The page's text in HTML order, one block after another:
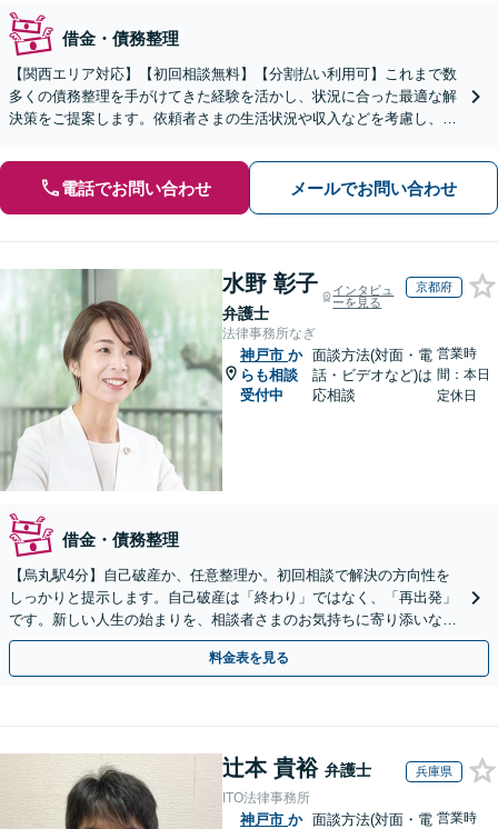
借金・債務整理
【関西エリア対応】【初回相談無料】【分割払い利用可】これまで数
多くの債務整理を手がけてきた経験を活かし、状況に合った最適な解
決策をご提案します。依頼者さまの生活状況や収入などを考慮し、長
電話でお問い合わせ メールでお問い合わせ
水野 彰子
弁護士
インタビュ
ーを見る
京都府
法律事務所なぎ
神戸市 か
らも相談
受付中
面談方法(対面・電
話・ビデオなど)は
応相談
営業時
間：本日
定休日
借金・債務整理
【烏丸駅4分】自己破産か、任意整理か。初回相談で解決の方向性を
しっかりと提示します。自己破産は「終わり」ではなく、「再出発」
です。新しい人生の始まりを、相談者さまのお気持ちに寄り添いなが
らサポートします【初回相談無料】【法テラス利用可】
料金表を見る
辻本 貴裕 弁護士 兵庫県
ITO法律事務所
神戸市 か 面談方法(対面・電 営業時